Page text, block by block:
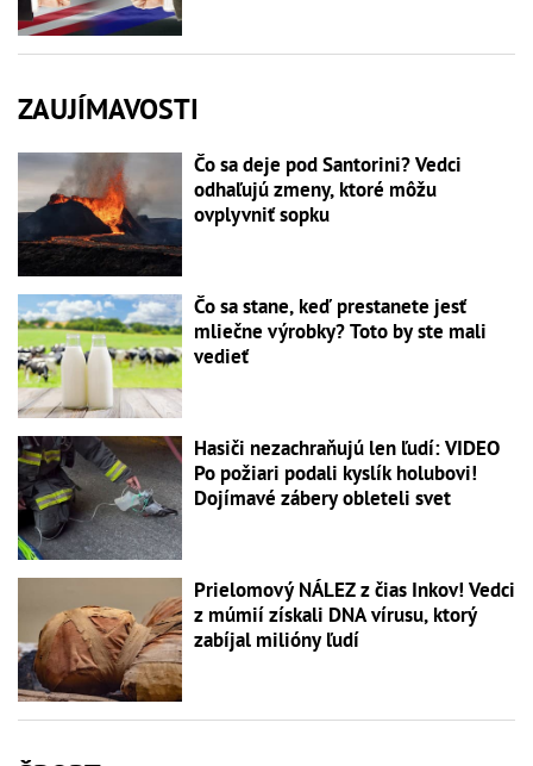
ZAUJÍMAVOSTI
Čo sa deje pod Santorini? Vedci
odhaľujú zmeny, ktoré môžu
ovplyvniť sopku
Čo sa stane, keď prestanete jesť
mliečne výrobky? Toto by ste mali
vedieť
Hasiči nezachraňujú len ľudí: VIDEO
Po požiari podali kyslík holubovi!
Dojímavé zábery obleteli svet
Prielomový NÁLEZ z čias Inkov! Vedci
z múmií získali DNA vírusu, ktorý
zabíjal milióny ľudí